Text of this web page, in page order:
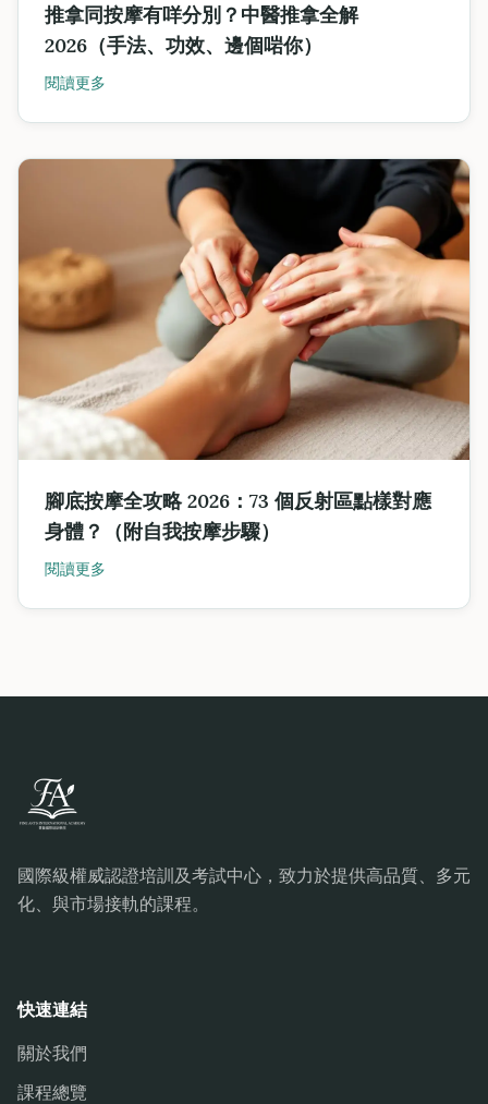
推拿同按摩有咩分別？中醫推拿全解
2026（手法、功效、邊個啱你）
閱讀更多
腳底按摩全攻略 2026：73 個反射區點樣對應
身體？（附自我按摩步驟）
閱讀更多
國際級權威認證培訓及考試中心，致力於提供高品質、多元
化、與市場接軌的課程。
快速連結
關於我們
課程總覽